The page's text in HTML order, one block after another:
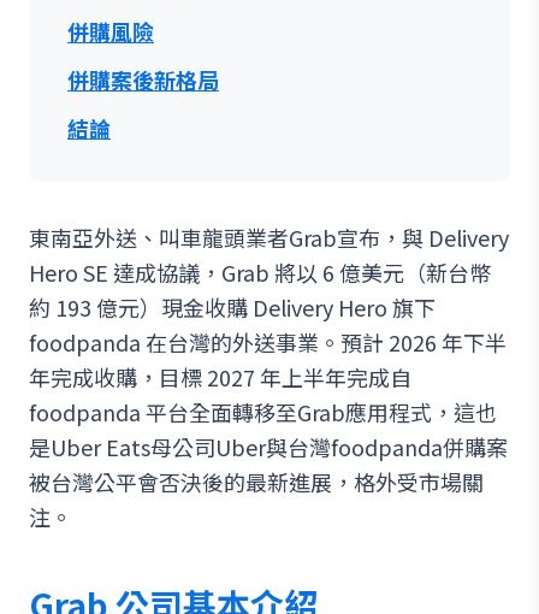
併購風險
併購案後新格局
結論
東南亞外送、叫車龍頭業者Grab宣布，與 Delivery
Hero SE 達成協議，Grab 將以 6 億美元（新台幣
約 193 億元）現金收購 Delivery Hero 旗下
foodpanda 在台灣的外送事業。預計 2026 年下半
年完成收購，目標 2027 年上半年完成自
foodpanda 平台全面轉移至Grab應用程式，這也
是Uber Eats母公司Uber與台灣foodpanda併購案
被台灣公平會否決後的最新進展，格外受市場關
注。
Grab 公司基本介紹